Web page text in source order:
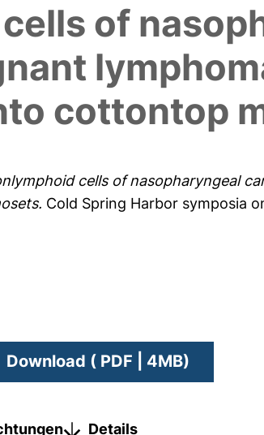
of
cottontop
cells of nasopharyngeal
Cold Spring Harbor symposia
Download ( PDF | 4MB)
Details